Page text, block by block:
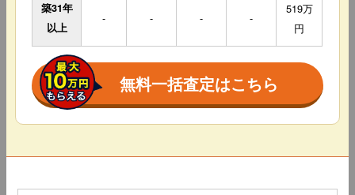
築31年
以上
- - - -
519万
円
無料一括査定はこちら